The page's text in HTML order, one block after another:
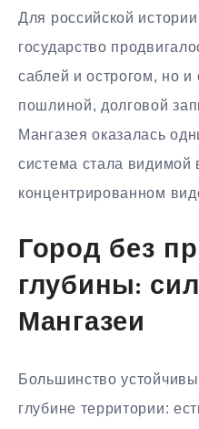
Для российской
государство
саблей и острогом, но и
пошлиной, долговой
Мангазея оказалась
система стала видимой
концентрированном
Город без
глубины:
Мангазеи
Большинство
глубине территории: